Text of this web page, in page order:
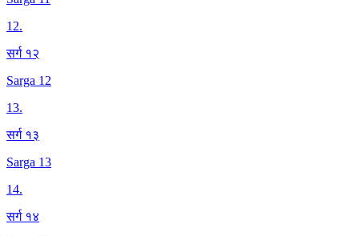
12.
सर्ग १२
Sarga 12
13.
सर्ग १३
Sarga 13
14.
सर्ग १४